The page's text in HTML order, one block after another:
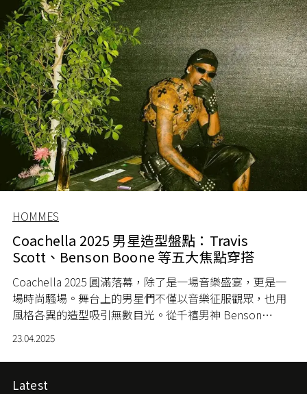
HOMMES
Coachella 2025 男星造型盤點：Travis
Scott、Benson Boone 等五大焦點穿搭
Coachella 2025 圓滿落幕，除了是一場音樂盛宴，更是一
場時尚騷場。舞台上的男星們不僅以音樂征服觀眾，也用
風格各異的造型吸引無數目光。從千禧男神 Benson
Boone、嘻哈潮流教父 Travis Scott、搖滾傳奇 Green
Day、抒情王子 Keshi，到韓流男團 Enhypen，各自展現專
屬魅力與造型哲學。
23.04.2025
Latest